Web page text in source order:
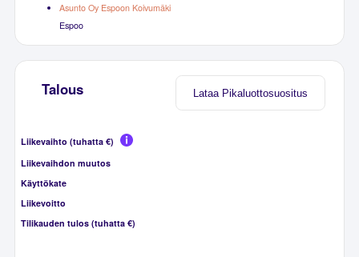
Asunto Oy Espoon Koivumäki
Espoo
Lataa Pikaluottosuositus
Talous
Liikevaihto (tuhatta €)
Liikevaihdon muutos
Käyttökate
Liikevoitto
Tilikauden tulos (tuhatta €)